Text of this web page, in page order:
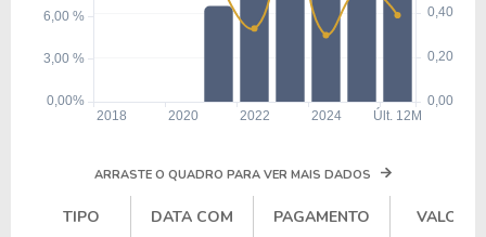
ARRASTE O QUADRO PARA VER MAIS DADOS
TIPO DATA COM PAGAMENTO
VALOR